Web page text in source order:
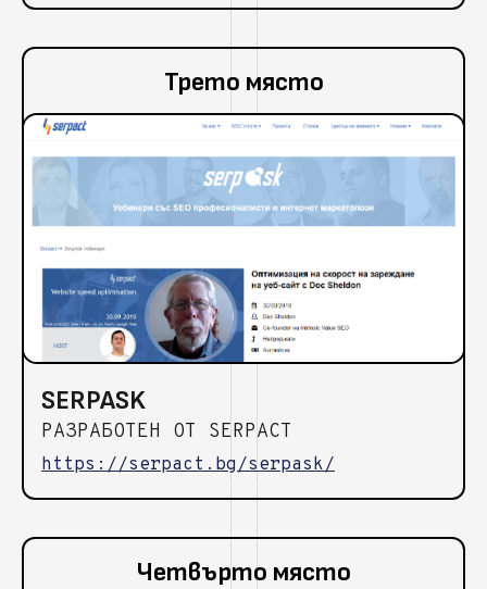
Трето място
SERPASK
РАЗРАБОТЕН ОТ SERPACT
https://serpact.bg/serpask/
Четвърто място